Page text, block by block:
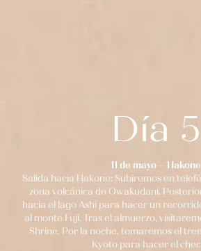
Día 5
11 de mayo – Hakone
Salida hacia Hakone: Subiremos en
zona volcánica de Owakudani.
hacia el lago Ashi para hacer un
al monte Fuji. Tras el almuerzo,
Shrine. Por la noche, tomaremos el
Kyoto para hacer el